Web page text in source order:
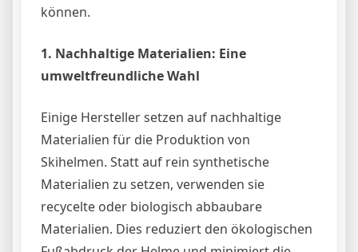
können.
1. Nachhaltige Materialien: Eine
umweltfreundliche Wahl
Einige Hersteller setzen auf nachhaltige
Materialien für die Produktion von
Skihelmen. Statt auf rein synthetische
Materialien zu setzen, verwenden sie
recycelte oder biologisch abbaubare
Materialien. Dies reduziert den ökologischen